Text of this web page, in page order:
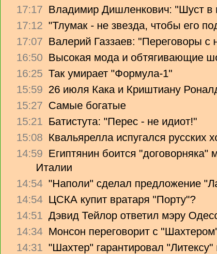
17:17 Владимир Дишленкович: "Шуст в
17:12 "Тлумак - не звезда, чтобы его
17:07 Валерий Газзаев: "Переговоры с
16:50 Высокая мода и обтягивающие
16:25 Так умирает "Формула-1"
15:59 26 июля Кака и Криштиану
15:27 Самые богатые
15:21 Батистута: "Перес - не идиот!"
15:08 Квальярелла испугался русских
14:59 Египтянин боится
Италии
14:54 "Наполи" сделал предложение
14:54 ЦСКА купит вратаря "Порту"?
14:51 Дэвид Тейлор ответил мэру
14:34 Монсон переговорит с
14:31 "Шахтер" гарантировал